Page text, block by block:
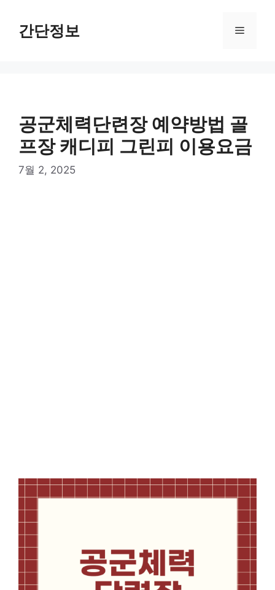
간단정보 메
공군체력단련장 예약방법 골
프장 캐디피 그린피 이용요금
7월 2, 2025